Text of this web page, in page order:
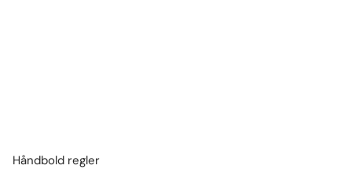
Håndbold regler